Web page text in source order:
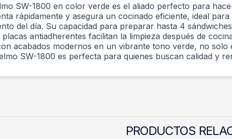
SW-1800 en color verde es el aliado perfecto para
rápidamente y asegura un cocinado eficiente, ideal
del día. Su capacidad para preparar hasta 4
antiadherentes facilitan la limpieza después de
acabados modernos en un vibrante tono verde, no
SW-1800 es perfecta para quienes buscan calidad y
PRODUCTOS